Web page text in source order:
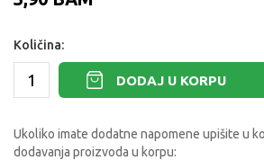
Količina:
DODAJ U KORPU
Ukoliko imate dodatne napomene upišite u
dodavanja proizvoda u korpu: